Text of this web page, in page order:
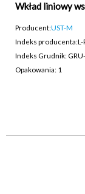
Wkład liniowy
Producent:UST-M
Indeks producenta:L-
Indeks Grudnik:
Opakowania: 1